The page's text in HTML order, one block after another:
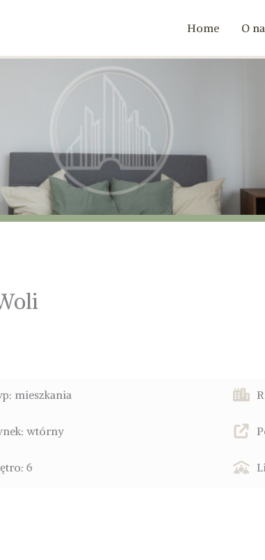
Home O
mieszkania
wtórny
6